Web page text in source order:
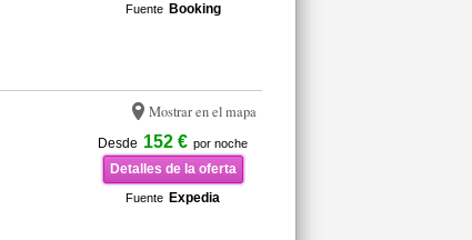
Fuente Booking
Mostrar en el mapa
Desde 152 € por noche
Detalles de la oferta
Fuente Expedia